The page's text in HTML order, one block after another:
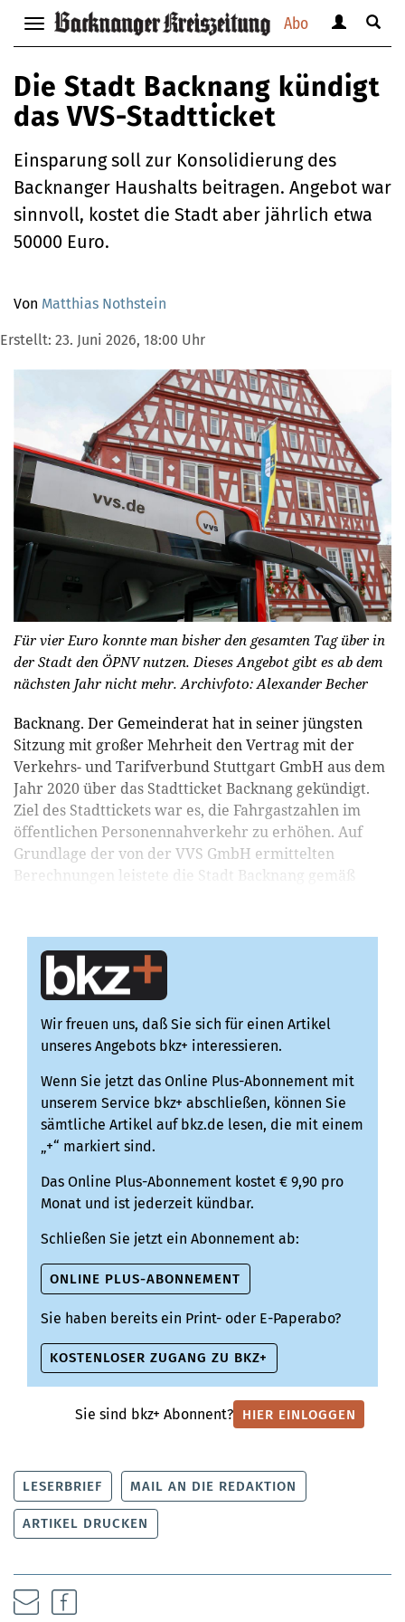
Abo
Navigation
anzeigen
bzw.
verbergen
anzeigen
verbergen
Suche
Die Stadt Backnang kündigt
das VVS-Stadtticket
Einsparung soll zur Konsolidierung des
Backnanger Haushalts beitragen. Angebot war
sinnvoll, kostet die Stadt aber jährlich etwa
50000 Euro.
Von Matthias Nothstein
Erstellt: 23. Juni 2026, 18:00 Uhr
Für vier Euro konnte man bisher den gesamten Tag über in
der Stadt den ÖPNV nutzen. Dieses Angebot gibt es ab dem
nächsten Jahr nicht mehr. Archivfoto: Alexander Becher
Backnang. Der Gemeinderat hat in seiner jüngsten
Sitzung mit großer Mehrheit den Vertrag mit der
Verkehrs- und Tarifverbund Stuttgart GmbH aus dem
Jahr 2020 über das Stadtticket Backnang gekündigt.
Ziel des Stadttickets war es, die Fahrgastzahlen im
öffentlichen Personennahverkehr zu erhöhen. Auf
Grundlage der von der VVS GmbH ermittelten
Berechnungen leistete die Stadt Backnang gemäß
Wir freuen uns, daß Sie sich für einen Artikel
unseres Angebots bkz+ interessieren.
Wenn Sie jetzt das Online Plus-Abonnement mit
unserem Service bkz+ abschließen, können Sie
sämtliche Artikel auf bkz.de lesen, die mit einem
„+“ markiert sind.
Das Online Plus-Abonnement kostet € 9,90 pro
Monat und ist jederzeit kündbar.
Schließen Sie jetzt ein Abonnement ab:
ONLINE PLUS-ABONNEMENT
Sie haben bereits ein Print- oder E-Paperabo?
KOSTENLOSER ZUGANG ZU BKZ+
Sie sind bkz+ Abonnent? HIER EINLOGGEN
LESERBRIEF MAIL AN DIE REDAKTION
ARTIKEL DRUCKEN